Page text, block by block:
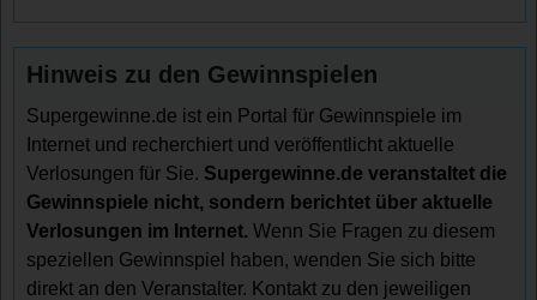
Hinweis zu den Gewinnspielen
Supergewinne.de ist ein Portal für Gewinnspiele im
Internet und recherchiert und veröffentlicht aktuelle
Verlosungen für Sie. Supergewinne.de veranstaltet die
Gewinnspiele nicht, sondern berichtet über aktuelle
Verlosungen im Internet. Wenn Sie Fragen zu diesem
speziellen Gewinnspiel haben, wenden Sie sich bitte
direkt an den Veranstalter. Kontakt zu den jeweiligen